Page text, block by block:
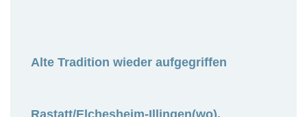
Alte Tradition wieder aufgegriffen
Rastatt/Elchesheim-Illingen(wo).